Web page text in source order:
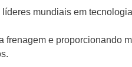
mundiais em
e proporcionando